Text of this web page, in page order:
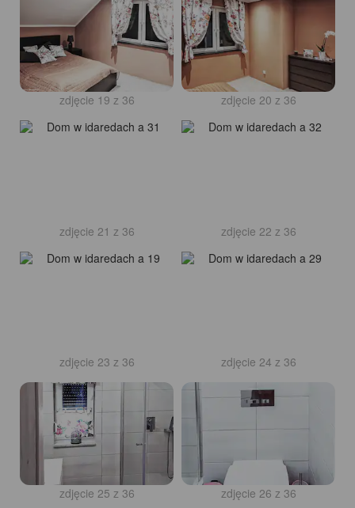
zdjęcie 19 z 36 zdjęcie 20 z 36
zdjęcie 21 z 36 zdjęcie 22 z 36
zdjęcie 23 z 36 zdjęcie 24 z 36
zdjęcie 25 z 36 zdjęcie 26 z 36